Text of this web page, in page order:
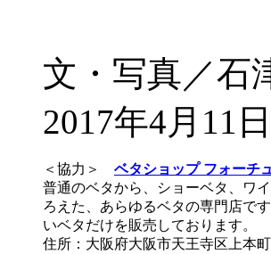
文・写真／石
2017年4月11
＜協力＞ ベタショップ フォーチ
普通のベタから、ショーベタ、ワ
ろえた、あらゆるベタの専門店で
いベタだけを販売しております。
住所：大阪府大阪市天王寺区上本町